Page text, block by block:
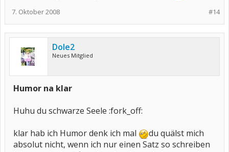
#14
7. Oktober 2008
Dole2
Neues Mitglied
Humor na klar
Huhu du schwarze Seele :fork_off:
klar hab ich Humor denk ich mal
du quälst mich
absolut nicht, wenn ich nur einen Satz so schreiben